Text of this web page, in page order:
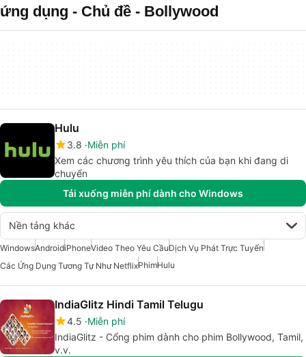
ứng dụng - Chủ đề - Bollywood
Hulu
3.8 Miễn phí
Xem các chương trình yêu thích của bạn khi đang di
chuyển
Tải xuống miễn phí dành cho Windows
Nền tảng khác
WindowsAndroidiPhoneVideo Theo Yêu CầuDịch Vụ Phát Trực Tuyến
Các Ứng Dụng Tương Tự Như NetflixPhimHulu
IndiaGlitz Hindi Tamil Telugu
4.5 Miễn phí
IndiaGlitz - Cổng phim dành cho phim Bollywood, Tamil,
v.v.